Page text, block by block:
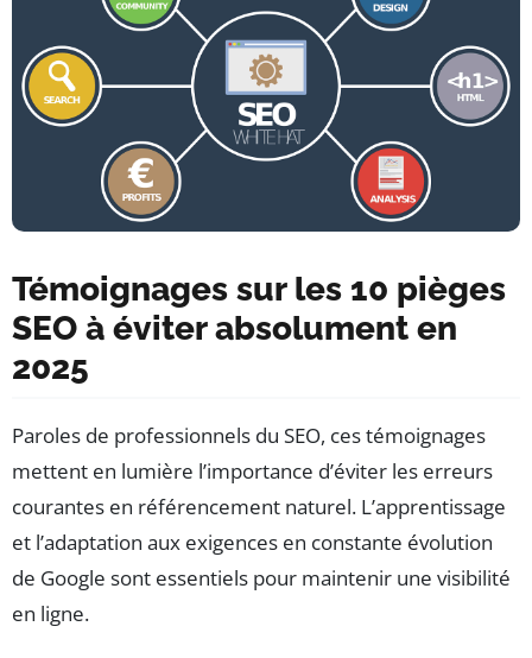
Témoignages sur les 10 pièges
SEO à éviter absolument en
2025
Paroles de professionnels du SEO, ces témoignages
mettent en lumière l’importance d’éviter les erreurs
courantes en référencement naturel. L’apprentissage
et l’adaptation aux exigences en constante évolution
de Google sont essentiels pour maintenir une visibilité
en ligne.